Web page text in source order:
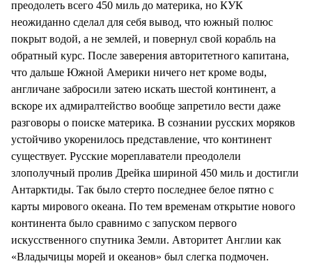
преодолеть всего 450 миль до материка, но КУК
неожиданно сделал для себя вывод, что южный полюс
покрыт водой, а не землей, и повернул свой корабль на
обратный курс. После заверения авторитетного капитана,
что дальше Южной Америки ничего нет кроме воды,
англичане забросили затею искать шестой континент, а
вскоре их адмиралтейство вообще запретило вести даже
разговоры о поиске материка. В сознании русских моряков
устойчиво укоренилось представление, что континент
существует. Русские мореплаватели преодолели
злополучный пролив Дрейка шириной 450 миль и достигли
Антарктиды. Так было стерто последнее белое пятно с
карты мирового океана. По тем временам открытие нового
континента было сравнимо с запуском первого
искусственного спутника Земли. Авторитет Англии как
«Владычицы морей и океанов» был слегка подмочен.